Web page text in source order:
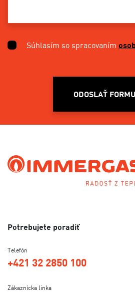
Súhlasím so spracovaním
ODOSLAŤ
Potrebujete poradiť
Telefón
+421 32 2850 100
Zákaznícka linka